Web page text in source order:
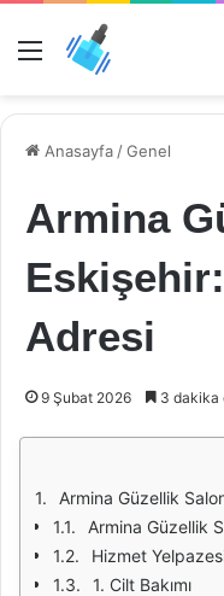
Menü
Anasayfa /Genel
Armina
Adresi
9 Şubat 2026 3 dakika
Armina Güzellik
Armina Güzellik
Hizmet
1. Cilt Bakımı